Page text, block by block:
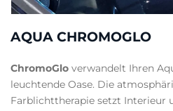
AQUA CHROMOGLO
ChromoGlo verwandelt Ihren
leuchtende Oase. Die
Farblichttherapie setzt Interieur